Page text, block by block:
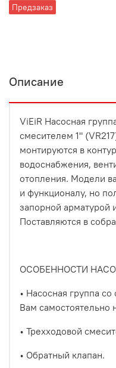
Предзаказ
Описание
ViEiR Насосная
смесителем 1"
монтируются в
водоснабжения,
отопления. Модели
и функционалу, но
запорной арматурой
Поставляются в
ОСОБЕННОСТИ
• Насосная группа
Вам самостоятельно
• Трехходовой
• Обратный клапан.